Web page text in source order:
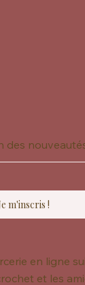
des
m'inscris !
en ligne
et les